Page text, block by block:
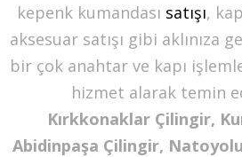
kepenk kumandası satışı,
aksesuar satışı gibi aklınıza
bir çok anahtar ve kapı
hizmet alarak temin
Kırkkonaklar Çilingir,
Abidinpaşa Çilingir,